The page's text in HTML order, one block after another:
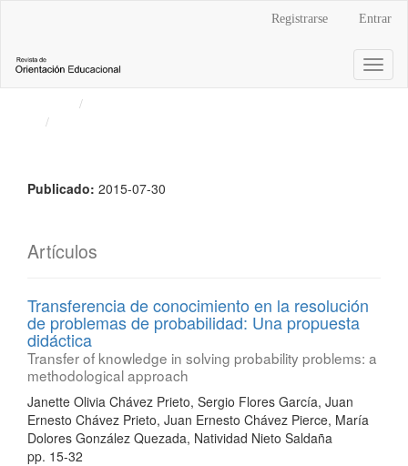
principal
Barra
Registrarse Entrar
Publicado: 2015-07-30
Artículos
Transferencia de conocimiento en la resolución
de problemas de probabilidad: Una propuesta
didáctica
Transfer of knowledge in solving probability problems: a
methodological approach
Janette Olivia Chávez Prieto, Sergio Flores García, Juan
Ernesto Chávez Prieto, Juan Ernesto Chávez Pierce, María
Dolores González Quezada, Natividad Nieto Saldaña
pp. 15-32